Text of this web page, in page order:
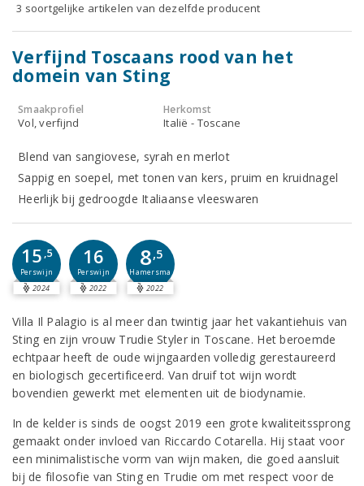
3 soortgelijke artikelen van dezelfde producent
Verfijnd Toscaans rood van het
domein van Sting
Smaakprofiel
Vol, verfijnd
Herkomst
Italië - Toscane
Blend van sangiovese, syrah en merlot
Sappig en soepel, met tonen van kers, pruim en kruidnagel
Heerlijk bij gedroogde Italiaanse vleeswaren
15 ,5
Perswijn
2024
16
Perswijn
2022
8,5
Hamersma
2022
Villa Il Palagio is al meer dan twintig jaar het vakantiehuis van
Sting en zijn vrouw Trudie Styler in Toscane. Het beroemde
echtpaar heeft de oude wijngaarden volledig gerestaureerd
en biologisch gecertificeerd. Van druif tot wijn wordt
bovendien gewerkt met elementen uit de biodynamie.
In de kelder is sinds de oogst 2019 een grote kwaliteitssprong
gemaakt onder invloed van Riccardo Cotarella. Hij staat voor
een minimalistische vorm van wijn maken, die goed aansluit
bij de filosofie van Sting en Trudie om met respect voor de